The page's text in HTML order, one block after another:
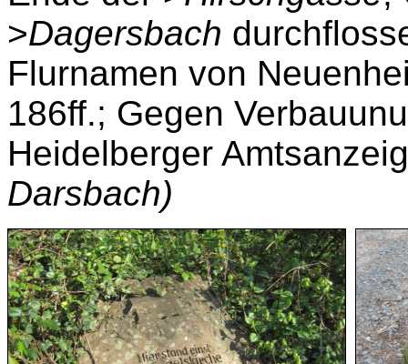
>Dagersbach
Flurnamen von
186ff.; Gegen
Heidelberger
Darsbach)